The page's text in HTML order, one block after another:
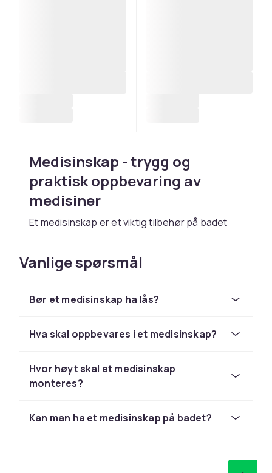
Medisinskap - trygg og
praktisk oppbevaring av
medisiner
Et medisinskap er et viktig tilbehør på badet
helseprodukter trygt og organisert.
baderomsveggen i en høyde som er utenfor
de yngstes rekkevidde, og hjelper med å samle
helseprodukter på ett sted.
Typer og utførelser
Medisinskap finnes i mange varianter fra enkle
forhindrer barn i å åpne dem. Justerbare hyller
Vanlige spørsmål
Bør et medisinskap ha lås?
Hva skal oppbevares i et medisinskap?
Hvor høyt skal et medisinskap
monteres?
Kan man ha et medisinskap på badet?